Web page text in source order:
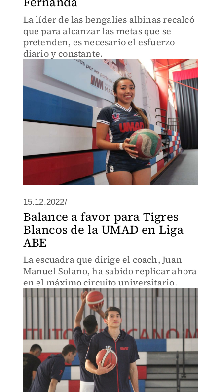
La líder de las bengalíes albinas recalcó
que para alcanzar las metas que se
pretenden, es necesario el esfuerzo
diario y constante.
15.12.2022/
Balance a favor para Tigres
Blancos de la UMAD en Liga
ABE
La escuadra que dirige el coach, Juan
Manuel Solano, ha sabido replicar ahora
en el máximo circuito universitario.